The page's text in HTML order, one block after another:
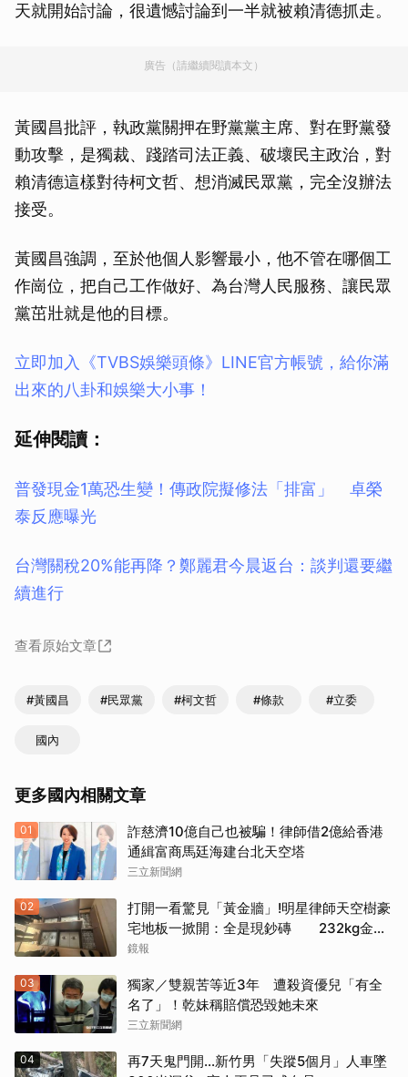
天就開始討論，很遺憾討論到一半就被賴清德抓走。
廣告（請繼續閱讀本文）
黃國昌批評，執政黨關押在野黨黨主席、對在野黨發
動攻擊，是獨裁、踐踏司法正義、破壞民主政治，對
賴清德這樣對待柯文哲、想消滅民眾黨，完全沒辦法
接受。
黃國昌強調，至於他個人影響最小，他不管在哪個工
作崗位，把自己工作做好、為台灣人民服務、讓民眾
黨茁壯就是他的目標。
立即加入《TVBS娛樂頭條》LINE官方帳號，給你滿
出來的八卦和娛樂大小事！
延伸閱讀：
普發現金1萬恐生變！傳政院擬修法「排富」 卓榮
泰反應曝光
台灣關稅20%能再降？鄭麗君今晨返台：談判還要繼
續進行
查看原始文章
#黃國昌 #民眾黨 #柯文哲 #條款 #立委
國內
更多國內相關文章
01
詐慈濟10億自己也被騙！律師借2億給香港
通緝富商馬廷海建台北天空塔
三立新聞網
02
打開一看驚見「黃金牆」!明星律師天空樹豪
宅地板一掀開：全是現鈔磚 232kg金山
震撼影像曝
鏡報
03
獨家／雙親苦等近3年 遭殺資優兒「有全
名了」！乾妹稱賠償恐毀她未來
三立新聞網
04
再7天鬼門開…新竹男「失蹤5個月」人車墜